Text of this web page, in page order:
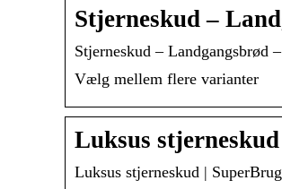
Stjerneskud –
Stjerneskud – Landgangsbrød
Vælg mellem flere varianter
Luksus
Luksus stjerneskud |